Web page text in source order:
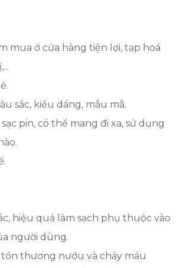
mua ở cửa hàng tiện lợi, tạp hoá
sắc, kiểu dáng, mẫu mã.
pin, có thể mang đi xa, sử dụng
hiệu quả làm sạch phụ thuộc vào
người dùng.
tổn thương nướu và chảy máu